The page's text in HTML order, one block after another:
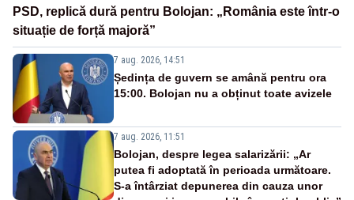
PSD, replică dură pentru Bolojan: „România este într-o
situație de forță majoră”
7 aug. 2026, 14:51
Ședința de guvern se amână pentru ora
15:00. Bolojan nu a obținut toate avizele
7 aug. 2026, 11:51
Bolojan, despre legea salarizării: „Ar
putea fi adoptată în perioada următoare.
S-a întârziat depunerea din cauza unor